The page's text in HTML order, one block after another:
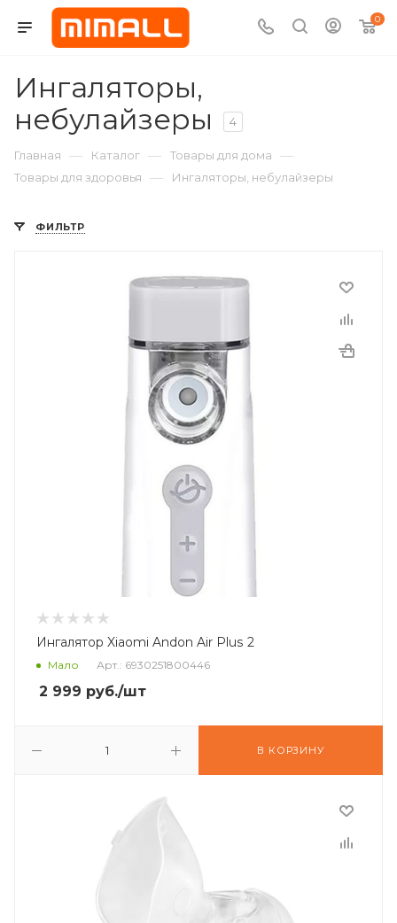
0
Ингаляторы,
небулайзеры
4
Главная — Каталог — Товары для дома —
Товары для здоровья — Ингаляторы, небулайзеры
ФИЛЬТР
Ингалятор Xiaomi Andon Air Plus 2
Мало Арт.: 6930251800446
2 999 руб./шт
В КОРЗИНУ